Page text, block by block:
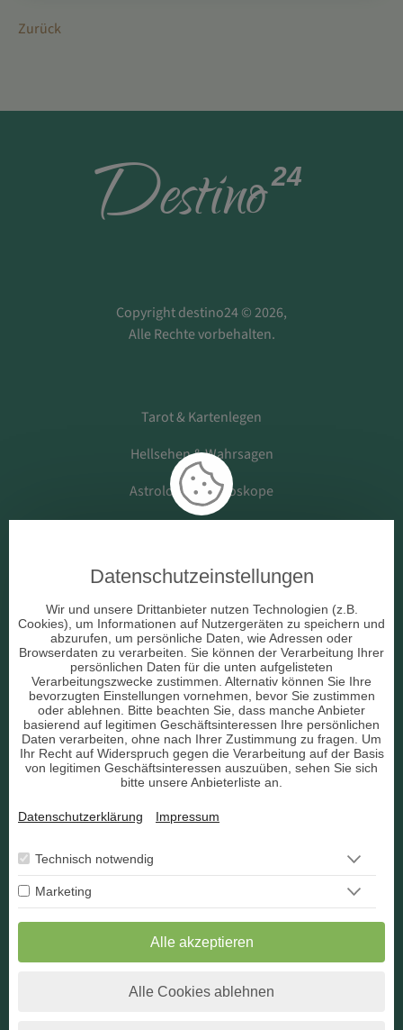
Zurück
Destino24
Copyright destino24 © 2026,
Alle Rechte vorbehalten.
Tarot & Kartenlegen
Hellsehen & Wahrsagen
Astrologie & Horoskope
Beruf & Arbeitsleben
Liebe & Partnerschaft
sonstige Bereiche
AGB
Datenschutz
Impressum
Berater Bewerbung
Widerruf
* Alle angegebenen Preise verstehen sich inkl. der jeweils
Datenschutzeinstellungen
Wir und unsere Drittanbieter nutzen Technologien (z.B.
Cookies), um Informationen auf Nutzergeräten zu speichern und
abzurufen, um persönliche Daten, wie Adressen oder
Browserdaten zu verarbeiten. Sie können der Verarbeitung Ihrer
persönlichen Daten für die unten aufgelisteten
Verarbeitungszwecke zustimmen. Alternativ können Sie Ihre
bevorzugten Einstellungen vornehmen, bevor Sie zustimmen
oder ablehnen. Bitte beachten Sie, dass manche Anbieter
basierend auf legitimen Geschäftsinteressen Ihre persönlichen
Daten verarbeiten, ohne nach Ihrer Zustimmung zu fragen. Um
Ihr Recht auf Widerspruch gegen die Verarbeitung auf der Basis
von legitimen Geschäftsinteressen auszuüben, sehen Sie sich
bitte unsere Anbieterliste an.
Datenschutzerklärung Impressum
Technisch notwendig
Marketing
Alle akzeptieren
Alle Cookies ablehnen